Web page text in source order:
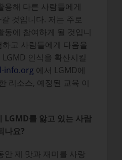
해 다른 사람들에게
것입니다. 저는 주로
에 참여하게 될 것입니
고 사람들에게 다음을
인식을 확산시킬
info.org 에서 LGMD에
리소스, 예정된 교육 이
LGMD를 앓고 있는 사람
나요?
안 제 맛과 재미를 사랑